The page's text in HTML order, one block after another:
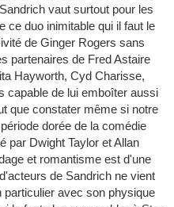
vaut surtout pour les
ce duo inimitable qui il faut le
de Ginger Rogers sans
partenaires de Fred Astaire
Hayworth, Cyd Charisse,
capable de lui emboîter aussi
que constater même si notre
dorée de la comédie
par Dwight Taylor et Allan
et romantisme est d'une
de Sandrich ne vient
particulier avec son physique